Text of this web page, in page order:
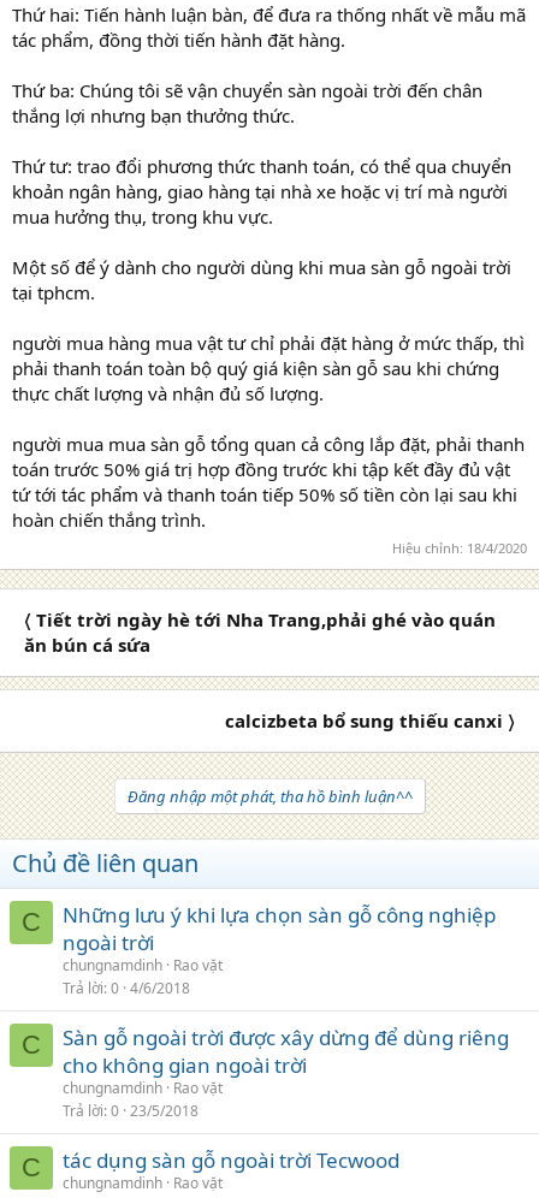
Thứ hai: Tiến hành luận bàn, để đưa ra thống nhất về mẫu mã
tác phẩm, đồng thời tiến hành đặt hàng.
Thứ ba: Chúng tôi sẽ vận chuyển sàn ngoài trời đến chân
thắng lợi nhưng bạn thưởng thức.
Thứ tư: trao đổi phương thức thanh toán, có thể qua chuyển
khoản ngân hàng, giao hàng tại nhà xe hoặc vị trí mà người
mua hưởng thụ, trong khu vực.
Một số để ý dành cho người dùng khi mua sàn gỗ ngoài trời
tại tphcm.
người mua hàng mua vật tư chỉ phải đặt hàng ở mức thấp, thì
phải thanh toán toàn bộ quý giá kiện sàn gỗ sau khi chứng
thực chất lượng và nhận đủ số lượng.
người mua mua sàn gỗ tổng quan cả công lắp đặt, phải thanh
toán trước 50% giá trị hợp đồng trước khi tập kết đầy đủ vật
tứ tới tác phẩm và thanh toán tiếp 50% số tiền còn lại sau khi
hoàn chiến thắng trình.
Hiệu chỉnh: 18/4/2020
〈 Tiết trời ngày hè tới Nha Trang,phải ghé vào quán
ăn bún cá sứa
calcizbeta bổ sung thiếu canxi 〉
Đăng nhập một phát, tha hồ bình luận^^
Chủ đề liên quan
C
Những lưu ý khi lựa chọn sàn gỗ công nghiệp
ngoài trời
chungnamdinh Rao vặt
Trả lời 0 4/6/2018
C
Sàn gỗ ngoài trời được xây dừng để dùng riêng
cho không gian ngoài trời
chungnamdinh Rao vặt
Trả lời 0 23/5/2018
C tác dụng sàn gỗ ngoài trời Tecwood
chungnamdinh Rao vặt